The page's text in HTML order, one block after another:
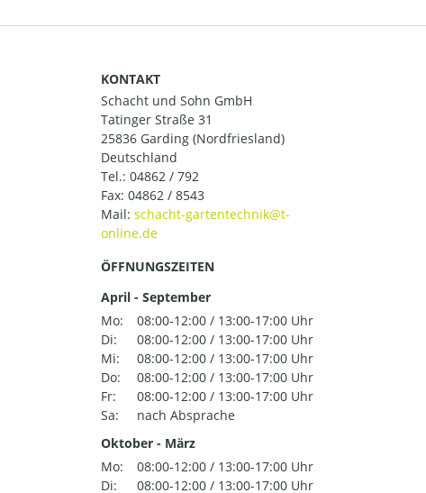
KONTAKT
Schacht und Sohn GmbH
Tatinger Straße 31
25836 Garding (Nordfriesland)
Deutschland
Tel.: 04862 / 792
Fax: 04862 / 8543
Mail:
ÖFFNUNGSZEITEN
April - September
Mo:
08:00-12:00 / 13:00-17:00 Uhr
Di:
08:00-12:00 / 13:00-17:00 Uhr
Mi:
08:00-12:00 / 13:00-17:00 Uhr
Do:
08:00-12:00 / 13:00-17:00 Uhr
Fr:
08:00-12:00 / 13:00-17:00 Uhr
Sa:
nach Absprache
Oktober - März
Mo:
08:00-12:00 / 13:00-17:00 Uhr
Di:
08:00-12:00 / 13:00-17:00 Uhr